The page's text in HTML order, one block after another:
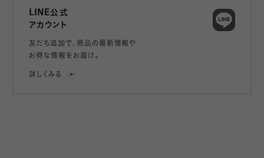
LINE公式
アカウント
友だち追加で、 商品の最新情報や
お得な情報をお届け。
詳しくみる